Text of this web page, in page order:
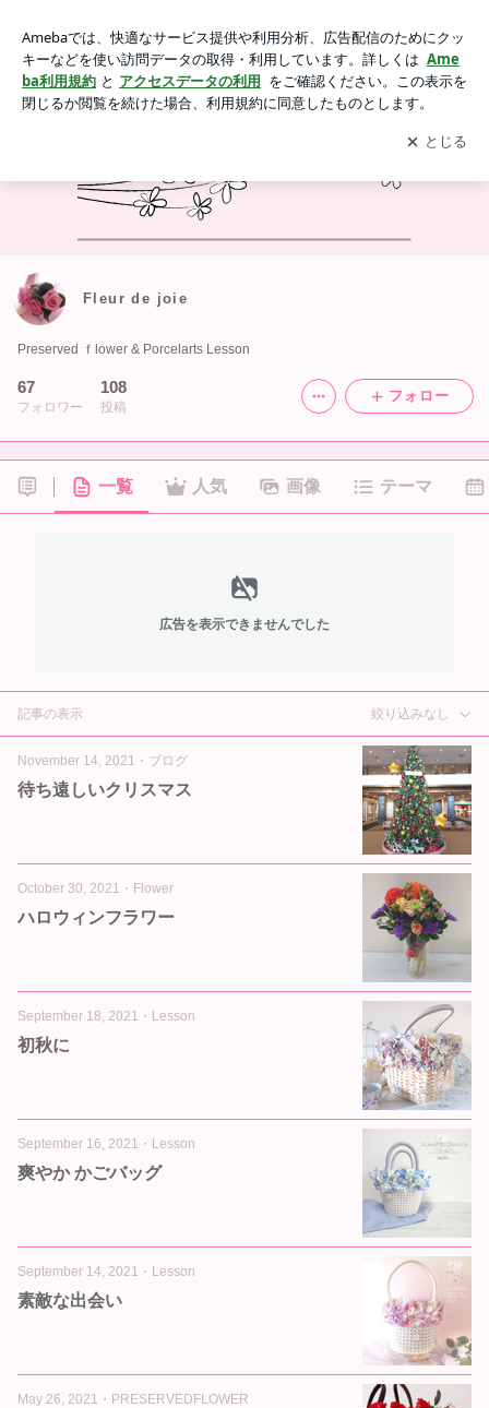
アプリをダウンロードして ブログの更新通知
を受け取りまし
ょう。
開く
Fleur de joie
Preserved ｆlower & Porcelarts Lesson
67
フォロワー
108
投稿
フォロー
一覧 人気 画像 テーマ
広告を表示できませんでした
記事の表示 絞り込みなし
November 14, 2021 ・ ブログ
待ち遠しいクリスマス
October 30, 2021 ・ Flower
ハロウィンフラワー
September 18, 2021 ・ Lesson
初秋に
September 16, 2021 ・ Lesson
爽やか かごバッグ
September 14, 2021 ・ Lesson
素敵な出会い
May 26, 2021 ・ PRESERVEDFLOWER